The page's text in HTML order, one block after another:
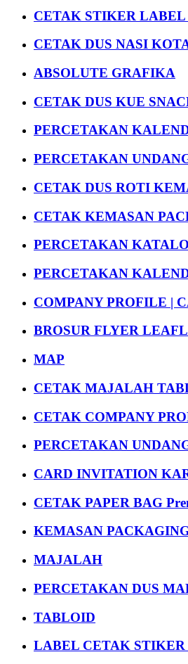
CETAK STIKER
CETAK DUS NASI
ABSOLUTE GRAFIKA
CETAK DUS KUE
PERCETAKAN
PERCETAKAN
CETAK DUS ROTI
CETAK KEMASAN
PERCETAKAN
PERCETAKAN
COMPANY PROFILE |
BROSUR FLYER
MAP
CETAK MAJALAH
CETAK COMPANY
PERCETAKAN
CARD INVITATION
CETAK PAPER BAG
KEMASAN
MAJALAH
PERCETAKAN DUS
TABLOID
LABEL CETAK STIKER